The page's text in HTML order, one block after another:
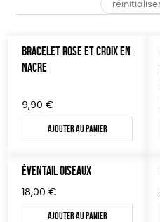
LIVRES
TOUT
Prix : du + cher au - cher
Fabriqué en France
FSC Fabrication
BRACELET ROSE ET CROIX EN
NACRE
9,90 €
Ajouter au panier
ÉVENTAIL OISEAUX
18,00 €
Ajouter au panier